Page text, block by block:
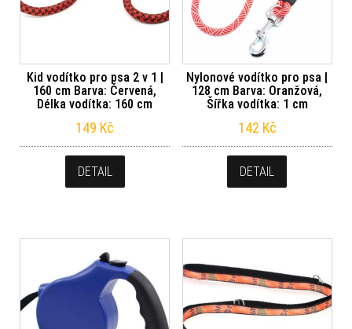
Kid vodítko pro psa 2 v 1 |
160 cm Barva: Červená,
Délka vodítka: 160 cm
149 Kč
DETAIL
Nylonové vodítko pro psa |
128 cm Barva: Oranžová,
Šířka vodítka: 1 cm
142 Kč
DETAIL